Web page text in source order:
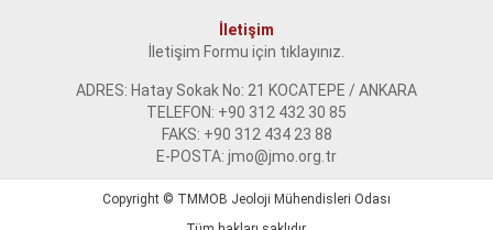
İletişim
İletişim Formu için tıklayınız.
ADRES: Hatay Sokak No: 21 KOCATEPE / ANKARA
TELEFON: +90 312 432 30 85
FAKS: +90 312 434 23 88
E-POSTA: jmo@jmo.org.tr
Copyright © TMMOB Jeoloji Mühendisleri Odası